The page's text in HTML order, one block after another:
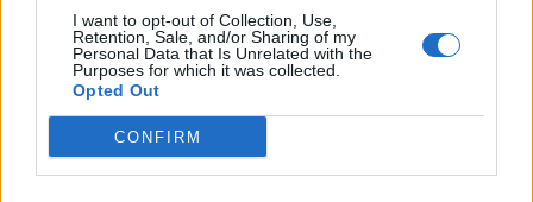
I want to opt-out of Collection, Use,
Retention, Sale, and/or Sharing of my
Personal Data that Is Unrelated with the
Purposes for which it was collected.
Opted Out
CONFIRM
Астронавти на NASA излязоха в
открития космос
07.08.2026 / 15:00